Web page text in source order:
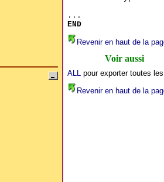
...
END
Revenir en haut de la
Voir aussi
ALL pour exporter toutes
Revenir en haut de la